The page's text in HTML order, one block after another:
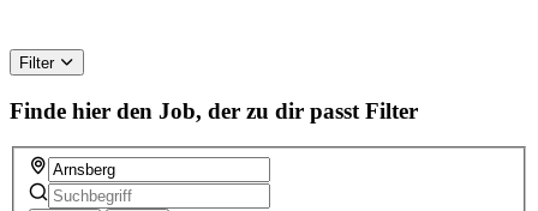
Filter
Finde hier den Job, der zu dir passt Filter